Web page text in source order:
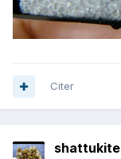
Citer
shattukite